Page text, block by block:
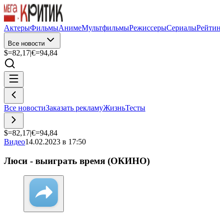
АктерыФильмыАнимеМультфильмыРежиссерыСериалы
Все новости
$=82,17|€=94,84
Все новостиЗаказать рекламуЖизньТесты
$=82,17|€=94,84
Видео14.02.2023 в 17:50
Люси - выиграть время (ОКИНО)